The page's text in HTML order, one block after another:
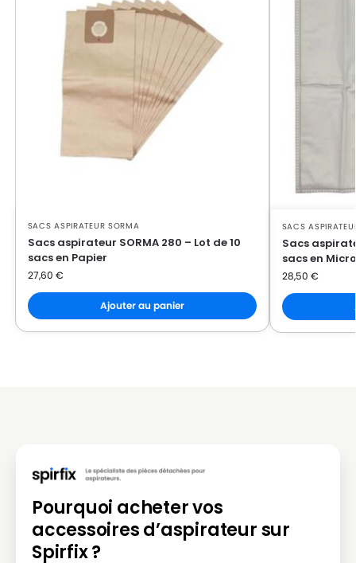
SACS ASPIRATEUR SORMA
Sacs aspirateur SORMA 280 – Lot de 10
sacs en Papier
27,60 €
Ajouter au panier
SACS
Sacs
sacs en
28,50 €
Pourquoi acheter vos
accessoires d’aspirateur sur
Spirfix ?